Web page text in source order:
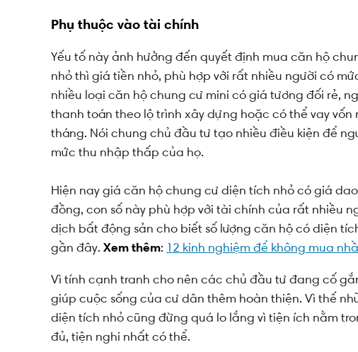
Phụ thuộc vào tài chính
Yếu tố này ảnh hưởng đến quyết định mua căn hộ
nhỏ thì giá tiền nhỏ, phù hợp với rất nhiều người có
nhiều loại căn hộ chung cư mini có giá tương đối rẻ,
thanh toán theo lộ trình xây dựng hoặc có thể vay
tháng. Nói chung chủ đầu tư tạo nhiều điều kiện để
mức thu nhập thấp của họ.
Hiện nay giá căn hộ chung cư diện tích nhỏ có giá
đồng, con số này phù hợp với tài chính của rất nhiều
dịch bất động sản cho biết số lượng căn hộ có diện
gần đây. Xem thêm: 12 kinh nghiệm để không mua
Vì tính cạnh tranh cho nên các chủ đầu tư đang cố
giúp cuộc sống của cư dân thêm hoàn thiện. Vì thế
diện tích nhỏ cũng đừng quá lo lắng vì tiện ích nằm
đủ, tiện nghi nhất có thể.